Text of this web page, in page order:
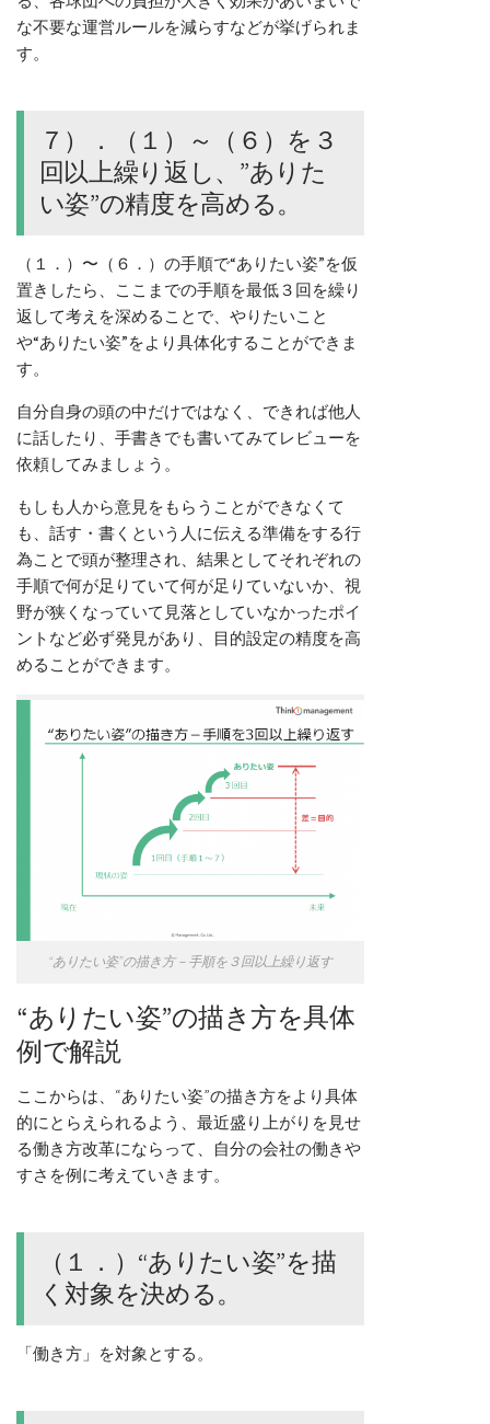
な不要な運営ルールを減らすなどが挙げられま
す。
７）．（１）～（６）を３
回以上繰り返し、”ありた
い姿”の精度を高める。
（１．）〜（６．）の手順で“ありたい姿”を仮
置きしたら、ここまでの手順を最低３回を繰り
返して考えを深めることで、やりたいこと
や“ありたい姿”をより具体化することができま
す。
自分自身の頭の中だけではなく、できれば他人
に話したり、手書きでも書いてみてレビューを
依頼してみましょう。
もしも人から意見をもらうことができなくて
も、 話す・書くという 人に伝える準備をする行
為ことで頭が整理され、結果としてそれぞれの
手順で何が足りていて何が足りていないか、 視
野が狭くなっていて見落としていなかったポイ
ントなど必ず発見があり、
目的設定の精度を高
めることができます。
“ありたい姿”の描き方－手順を３回以上繰り返す
“ありたい姿”の描き方を具体
例で解説
ここからは、“ありたい姿”の描き方をより具体
的にとらえられるよう、最近盛り上がりを見せ
る働き方改革にならって、自分の会社の働きや
すさを例に考えていきます。
（１．）“ありたい姿”を描
く対象を決める。
「働き方」を対象とする。